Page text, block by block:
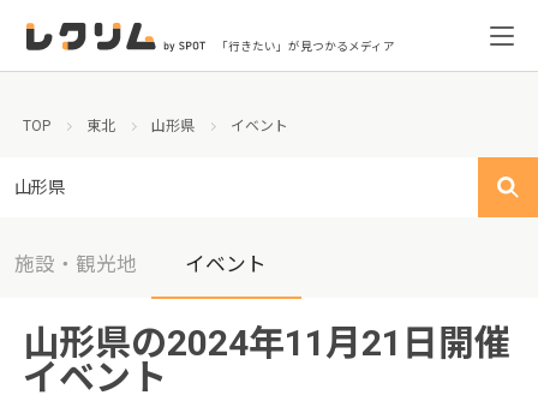
「行きたい」が見つかるメディア
TOP 東北 山形県 イベント
山形県
施設・観光地 イベント
山形県の2024年11月21日開催
イベント